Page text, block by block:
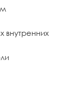
внутренних